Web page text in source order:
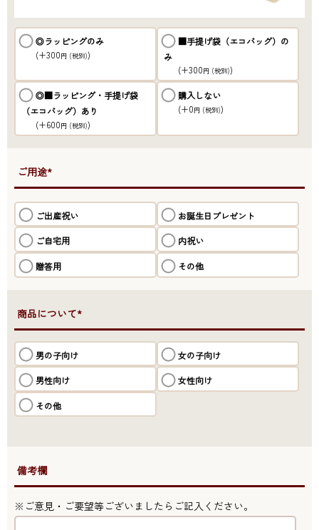
◎ラッピングのみ
(+300円 (税別))
■手提げ袋（エコバッグ）の
み
(+300円 (税別))
◎■ラッピング・手提げ袋
（エコバッグ）あり
(+600円 (税別))
購入しない
(+0円 (税別))
●ご用途*
ご出産祝い お誕生日プレゼント
ご自宅用 内祝い
贈答用 その他
●商品について*
男の子向け 女の子向け
男性向け 女性向け
その他
※ご意見・ご要望等ございましたらご記入ください。
●備考欄